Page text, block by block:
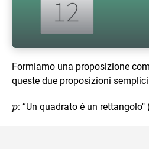
Formiamo una proposizione
queste due proposizioni
p
p: “Un quadrato è un rettangolo"